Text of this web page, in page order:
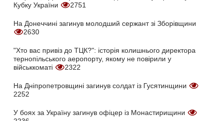
Кубку України
2751
На Донеччині загинув молодший сержант зі Зборівщини
2630
"Хто вас привіз до ТЦК?": історія колишнього директора
тернопільського аеропорту, якому не повірили у
військкоматі
2322
На Дніпропетровщині загинув солдат із Гусятинщини
2252
У боях за Україну загинув офіцер із Монастирищини